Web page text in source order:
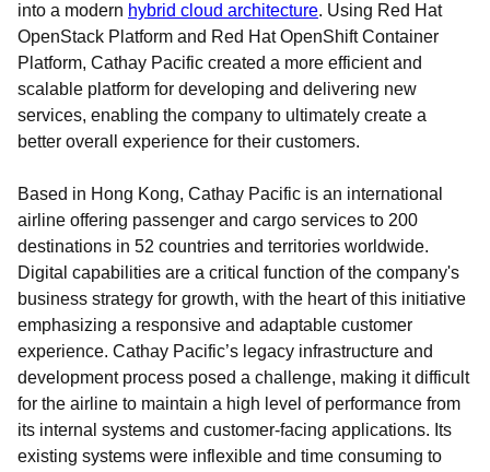
into a modern hybrid cloud architecture. Using Red Hat
OpenStack Platform and Red Hat OpenShift Container
Platform, Cathay Pacific created a more efficient and
scalable platform for developing and delivering new
services, enabling the company to ultimately create a
better overall experience for their customers.
Based in Hong Kong, Cathay Pacific is an international
airline offering passenger and cargo services to 200
destinations in 52 countries and territories worldwide.
Digital capabilities are a critical function of the company's
business strategy for growth, with the heart of this initiative
emphasizing a responsive and adaptable customer
experience. Cathay Pacific’s legacy infrastructure and
development process posed a challenge, making it difficult
for the airline to maintain a high level of performance from
its internal systems and customer-facing applications. Its
existing systems were inflexible and time consuming to